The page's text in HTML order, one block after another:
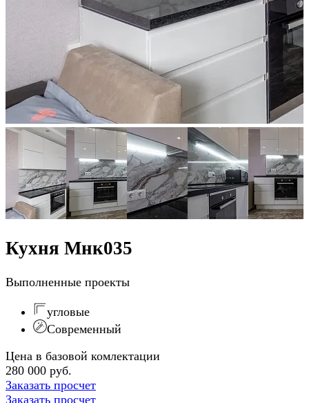
Кухня Мнк035
Выполненные проекты
угловые
Современный
Цена в базовой комлектации
280 000 руб.
Заказать просчет
Заказать просчет